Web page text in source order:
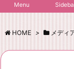
Menu
HOME > メディ